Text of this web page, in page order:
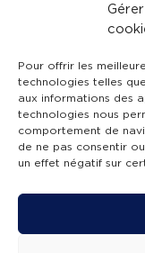
Pour offrir les
technologies telles
aux informations des
technologies nous
comportement de
de ne pas consentir
un effet négatif sur